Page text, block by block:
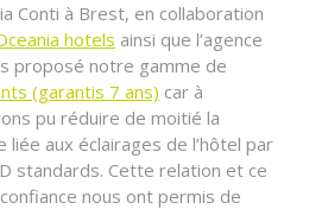
Conti à Brest, en collaboration
hotels ainsi que l’agence
proposé notre gamme de
(garantis 7 ans) car à
pu réduire de moitié la
aux éclairages de l’hôtel par
standards. Cette relation et ce
nous ont permis de